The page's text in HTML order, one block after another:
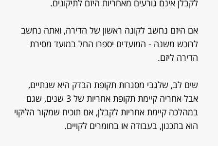
לקבלן אינם גורעים מאחריות היזם לתיקונים.
אם היזם נחשב לקונה ראשון של הדירה, ואתה נחשב
לרוכש משנה - המועדים יספרו החל במועד מסירת
הדירה ליזם.
שים לב, שלגבי מסגרות תקופת הבדק היא שנתיים,
אבל אחריה קיימת תקופת אחריות של 3 שנים, שגם
במהלכה קיימת אחריות לקבלן, אם תוכיח שמקור הליקוי
הוא בתכנון, בעבודה או בחומרים לקויים.